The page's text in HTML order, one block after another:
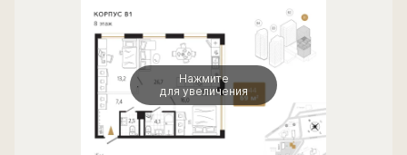
Нажмите
для увеличения